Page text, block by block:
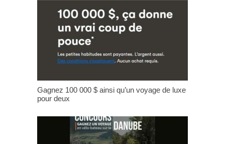
Gagnez 100 000 $ ainsi qu’un voyage de luxe
pour deux